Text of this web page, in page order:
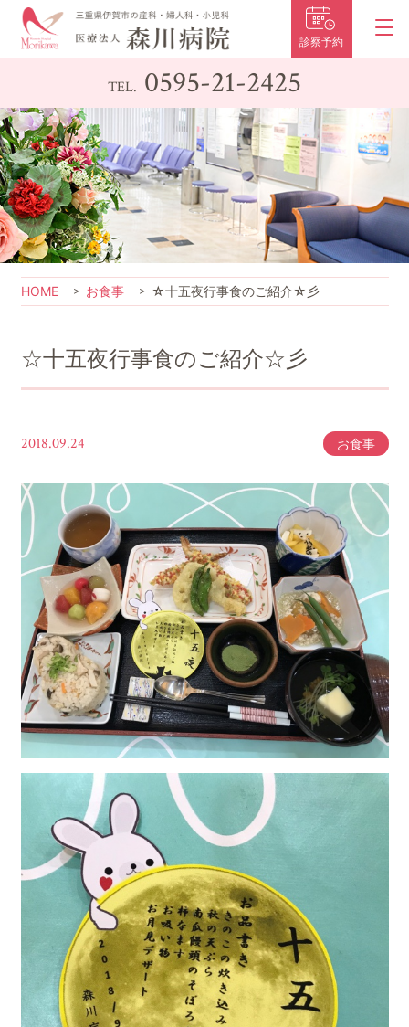
診察予約
TEL. 0595-21-2425
HOME お食事 ☆十五夜行事食のご紹介☆彡
☆十五夜行事食のご紹介☆彡
2018.09.24 お食事